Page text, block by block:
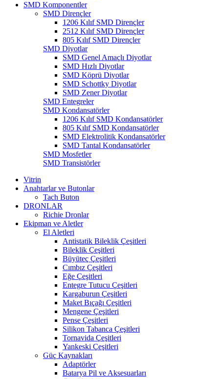
SMD Komponentler
SMD Dirençler
1206 Kılıf SMD Dirençler
2512 Kılıf SMD Dirençler
805 Kılıf SMD Dirençler
SMD Diyotlar
SMD Genel Amaçlı Diyotlar
SMD Hızlı Diyotlar
SMD Köprü Diyotlar
SMD Schottky Diyotlar
SMD Zener Diyotlar
SMD Entegreler
SMD Kondansatörler
1206 Kılıf SMD Kondansatörler
805 Kılıf SMD Kondansatörler
SMD Elektrolitik Kondansatörler
SMD Tantal Kondansatörler
SMD Mosfetler
SMD Transistörler
Vitrin
Anahtarlar ve Butonlar
Tach Buton
DRONLAR
Richie Dronlar
Ekipman ve Aletler
El Aletleri
Antistatik Bileklik Çeşitleri
Bileklik Çeşitleri
Büyüteç Çeşitleri
Cımbız Çeşitleri
Eğe Çeşitleri
Entegre Tutucu Çeşitleri
Kargaburun Çeşitleri
Maket Bıçağı Çeşitleri
Mengene Çeşitleri
Pense Çeşitleri
Silikon Tabanca Çeşitleri
Tornavida Çeşitleri
Yankeski Çeşitleri
Güç Kaynakları
Adaptörler
Batarya Pil ve Aksesuarları